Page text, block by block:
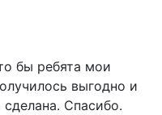
бы ребята мои
выгодно и
Спасибо.